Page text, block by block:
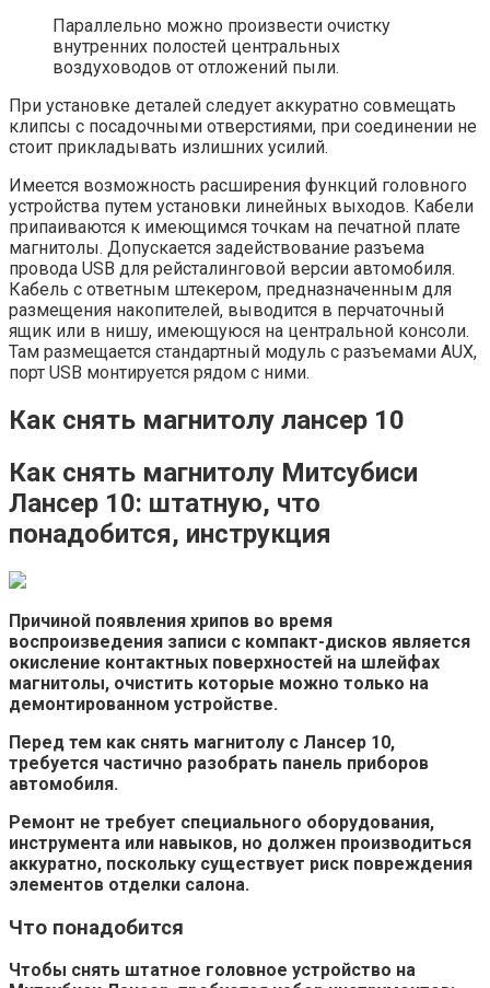
Параллельно можно произвести очистку
внутренних полостей центральных
воздуховодов от отложений пыли.
При установке деталей следует аккуратно совмещать
клипсы с посадочными отверстиями, при соединении не
стоит прикладывать излишних усилий.
Имеется возможность расширения функций головного
устройства путем установки линейных выходов. Кабели
припаиваются к имеющимся точкам на печатной плате
магнитолы. Допускается задействование разъема
провода USB для рейсталинговой версии автомобиля.
Кабель с ответным штекером, предназначенным для
размещения накопителей, выводится в перчаточный
ящик или в нишу, имеющуюся на центральной консоли.
Там размещается стандартный модуль с разъемами AUX,
порт USB монтируется рядом с ними.
Как снять магнитолу лансер 10
Как снять магнитолу Митсубиси
Лансер 10: штатную, что
понадобится, инструкция
Причиной появления хрипов во время
воспроизведения записи с компакт-дисков является
окисление контактных поверхностей на шлейфах
магнитолы, очистить которые можно только на
демонтированном устройстве.
Перед тем как снять магнитолу с Лансер 10,
требуется частично разобрать панель приборов
автомобиля.
Ремонт не требует специального оборудования,
инструмента или навыков, но должен производиться
аккуратно, поскольку существует риск повреждения
элементов отделки салона.
Что понадобится
Чтобы снять штатное головное устройство на